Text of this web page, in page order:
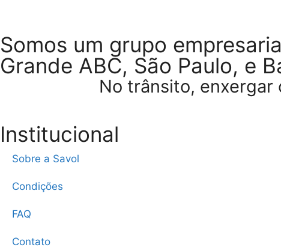
Somos um grupo
Grande ABC, São Paulo, e
No trânsito, enxergar
Institucional
Sobre a Savol
Condições
FAQ
Contato